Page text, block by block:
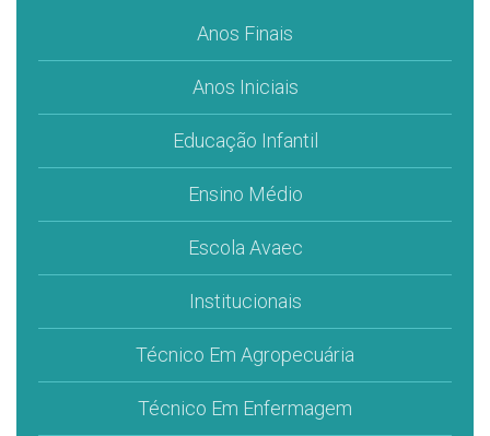
Anos Finais
Anos Iniciais
Educação Infantil
Ensino Médio
Escola Avaec
Institucionais
Técnico Em Agropecuária
Técnico Em Enfermagem